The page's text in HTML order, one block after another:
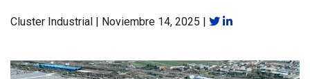
Cluster Industrial | Noviembre 14, 2025 |